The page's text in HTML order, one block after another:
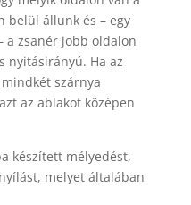
belül állunk és – egy
a zsanér jobb oldalon
nyitásirányú. Ha az
szárnya
az ablakot középen
készített mélyedést,
melyet általában